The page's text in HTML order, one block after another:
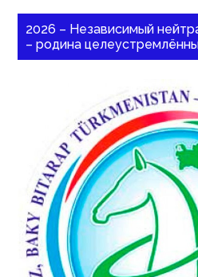
2026 – Независимый
– родина